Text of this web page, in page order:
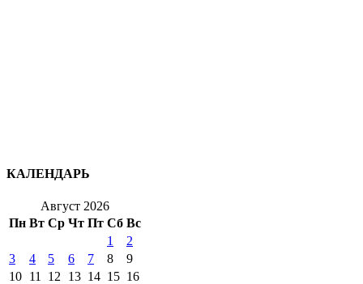
КАЛЕНДАРЬ
Август 2026
Пн Вт Ср Чт Пт Сб Вс
1
2
3
4 5 6 7 8
9
10 11 12 13 14 15 16